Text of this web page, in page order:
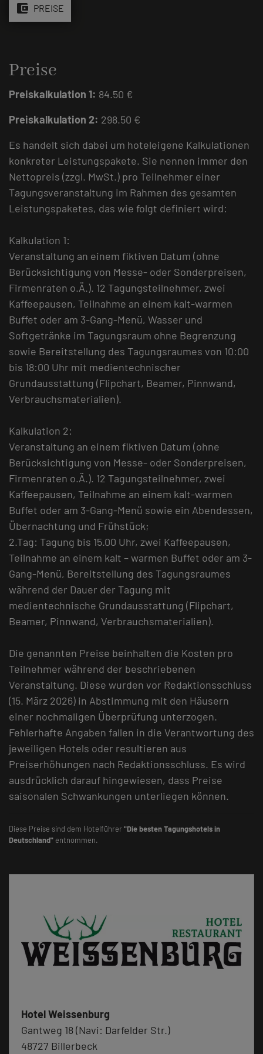
account_balance_wallet PREISE
Preise
Preiskalkulation 1: 84.50 €
Preiskalkulation 2: 298.50 €
Es handelt sich dabei um hoteleigene Kalkulationen
konkreter Leistungspakete. Sie nennen immer den
Nettopreis (zzgl. MwSt.) pro Teilnehmer einer
Tagungsveranstaltung im Rahmen des gesamten
Leistungspaketes, das wie folgt definiert wird:
Kalkulation 1:
Veranstaltung an einem fiktiven Datum (ohne
Berücksichtigung von Messe- oder Sonderpreisen,
Firmenraten o.Ä.). 12 Tagungsteilnehmer, zwei
Kaffeepausen, Teilnahme an einem kalt-warmen
Buffet oder am 3-Gang-Menü, Wasser und
Softgetränke im Tagungsraum ohne Begrenzung
sowie Bereitstellung des Tagungsraumes von 10:00
bis 18:00 Uhr mit medientechnischer
Grundausstattung (Flipchart, Beamer, Pinnwand,
Verbrauchsmaterialien).
Kalkulation 2:
Veranstaltung an einem fiktiven Datum (ohne
Berücksichtigung von Messe- oder Sonderpreisen,
Firmenraten o.Ä.). 12 Tagungsteilnehmer, zwei
Kaffeepausen, Teilnahme an einem kalt-warmen
Buffet oder am 3-Gang-Menü sowie ein Abendessen,
Übernachtung und Frühstück;
2.Tag: Tagung bis 15.00 Uhr, zwei Kaffeepausen,
Teilnahme an einem kalt – warmen Buffet oder am 3-
Gang-Menü, Bereitstellung des Tagungsraumes
während der Dauer der Tagung mit
medientechnische Grundausstattung (Flipchart,
Beamer, Pinnwand, Verbrauchsmaterialien).
Die genannten Preise beinhalten die Kosten pro
Teilnehmer während der beschriebenen
Veranstaltung. Diese wurden vor Redaktionsschluss
(15. März 2026) in Abstimmung mit den Häusern
einer nochmaligen Überprüfung unterzogen.
Fehlerhafte Angaben fallen in die Verantwortung des
jeweiligen Hotels oder resultieren aus
Preiserhöhungen nach Redaktionsschluss. Es wird
ausdrücklich darauf hingewiesen, dass Preise
saisonalen Schwankungen unterliegen können.
Diese Preise sind dem Hotelführer"Die besten Tagungshotels in
Deutschland" entnommen.
Hotel Weissenburg
Gantweg 18 (Navi: Darfelder Str.)
48727 Billerbeck